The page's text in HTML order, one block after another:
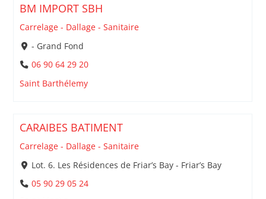
BM IMPORT SBH
Carrelage - Dallage - Sanitaire
- Grand Fond
06 90 64 29 20
Saint Barthélemy
CARAIBES BATIMENT
Carrelage - Dallage - Sanitaire
Lot. 6. Les Résidences de Friar’s Bay - Friar’s Bay
05 90 29 05 24